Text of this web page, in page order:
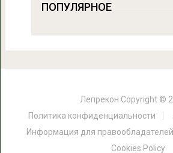
ПОПУЛЯРНОЕ
Лепрекон Copyright ©
Политика конфиденциальности
Информация для правообладателей
Cookies Policy